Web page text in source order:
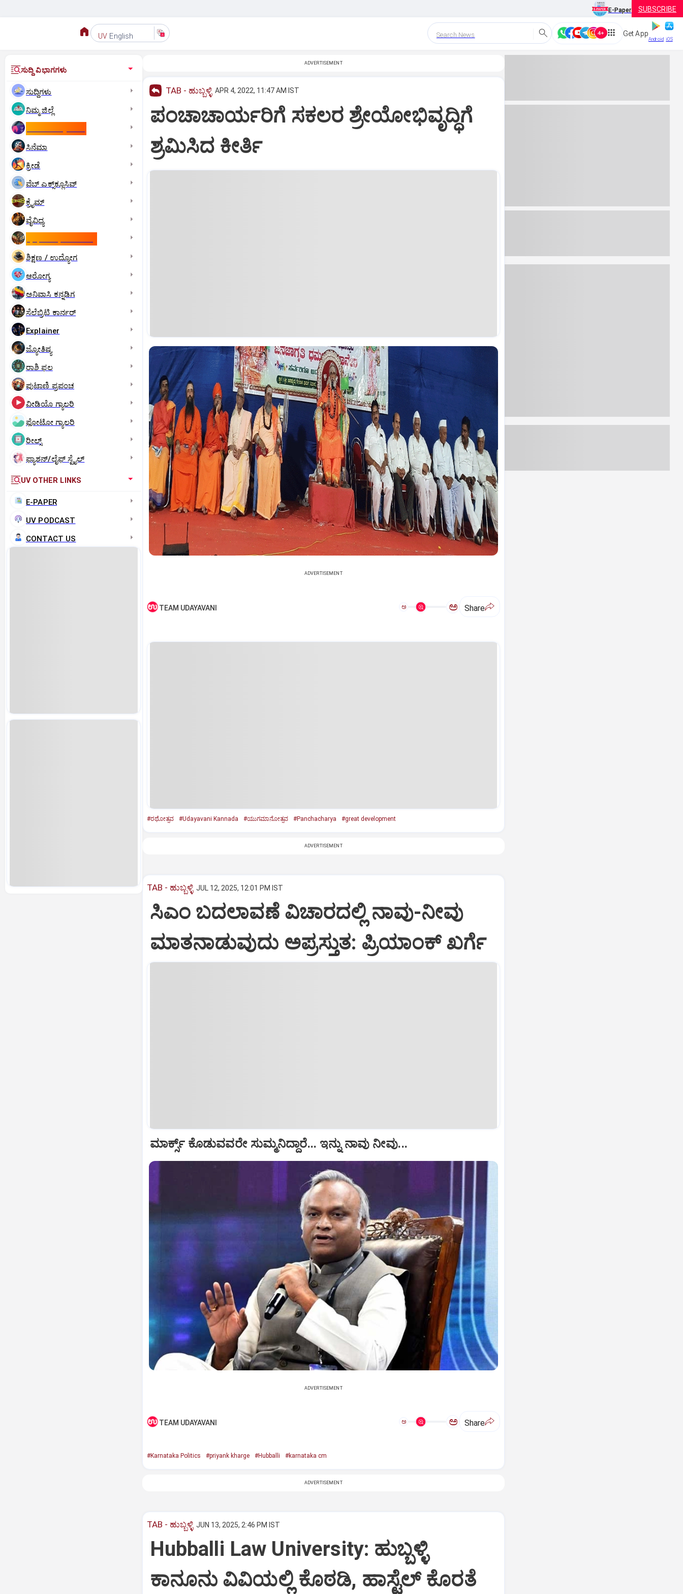
E-Paper SUBSCRIBE
UV English Search News Get App
Android iOS
ಸುದ್ದಿ ವಿಭಾಗಗಳು
ಸುದ್ದಿಗಳು
ನಿಮ್ಮ ಜಿಲ್ಲೆ
ಸಿನೆಮಾ
ಕ್ರೀಡೆ
ವೆಬ್ ಎಕ್ಸ್‌ಕ್ಲೂಸಿವ್
ಕ್ರೈಮ್
ವೈವಿಧ್ಯ
ಶಿಕ್ಷಣ / ಉದ್ಯೋಗ
ಆರೋಗ್ಯ
ಅನಿವಾಸಿ ಕನ್ನಡಿಗ
ಸೆಲೆಬ್ರಿಟಿ ಕಾರ್ನರ್‌
Explainer
ಜ್ಯೋತಿಷ್ಯ
ರಾಶಿ ಫಲ
ಪುಟಾಣಿ ಪ್ರಪಂಚ
ವೀಡಿಯೊ ಗ್ಯಾಲರಿ
ಫೋಟೋ ಗ್ಯಾಲರಿ
ರೀಲ್ಸ್
ಫ್ಯಾಶನ್/ಲೈಫ್‌ ಸ್ಟೈಲ್
UV OTHER LINKS
E-PAPER
UV PODCAST
CONTACT US
ADVERTISEMENT
TAB - ಹುಬ್ಬಳ್ಳಿ APR 4, 2022, 11:47 AM IST
ಪಂಚಾಚಾರ್ಯರಿಗೆ ಸಕಲರ ಶ್ರೇಯೋಭಿವೃದ್ಧಿಗೆ
ಶ್ರಮಿಸಿದ ಕೀರ್ತಿ
ADVERTISEMENT
TEAM UDAYAVANI ಅ ಅ Share
#ರಥೋತ್ಸವ #Udayavani Kannada #ಯುಗಮಾನೋತ್ಸವ #Panchacharya #great development
ADVERTISEMENT
TAB - ಹುಬ್ಬಳ್ಳಿ JUL 12, 2025, 12:01 PM IST
ಸಿಎಂ ಬದಲಾವಣೆ ವಿಚಾರದಲ್ಲಿ ನಾವು-ನೀವು
ಮಾತನಾಡುವುದು ಅಪ್ರಸ್ತುತ: ಪ್ರಿಯಾಂಕ್ ಖರ್ಗೆ
ಮಾರ್ಕ್ಸ್ ಕೊಡುವವರೇ ಸುಮ್ಮನಿದ್ದಾರೆ... ಇನ್ನು ನಾವು ನೀವು...
ADVERTISEMENT
TEAM UDAYAVANI ಅ ಅ Share
#Karnataka Politics #priyank kharge #Hubballi #karnataka cm
ADVERTISEMENT
TAB - ಹುಬ್ಬಳ್ಳಿ JUN 13, 2025, 2:46 PM IST
Hubballi Law University: ಹುಬ್ಬಳ್ಳಿ
ಕಾನೂನು ವಿವಿಯಲ್ಲಿ ಕೊಠಡಿ, ಹಾಸ್ಟೆಲ್‌ ಕೊರತೆ